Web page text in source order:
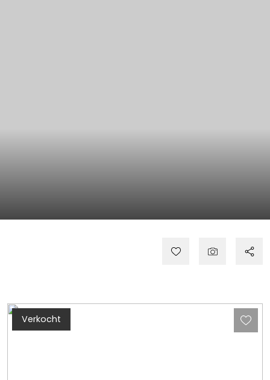
Verkocht